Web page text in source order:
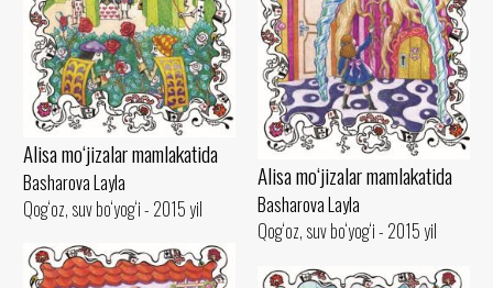
Alisa mo‘jizalar mamlakatida
Basharova Layla
Qog‘oz, suv bo‘yog‘i - 2015 yil
Alisa mo‘jizalar mamlakatida
Basharova Layla
Qog‘oz, suv bo‘yog‘i - 2015 yil